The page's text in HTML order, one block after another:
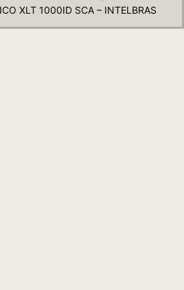
XLT 1000ID SCA – INTELBRAS